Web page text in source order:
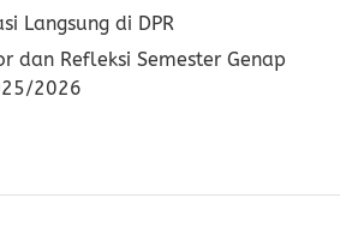
Langsung di DPR
dan Refleksi Semester Genap
2026